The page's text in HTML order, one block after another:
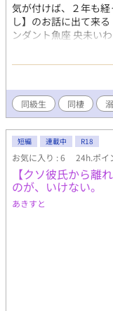
気が付けば、２年も
し】のお話に出て来
ンダント魚座 央未い
に受け流してしまう
て 心が暴風域。 自分
顔は好き。 央未（お
いで すっかり性格が
時々、強がる事を忘れ
しちゃう系。 元は、
２周年です!(^^)! あり
同級生 同棲
短編 連載中 R18
お気に入り : 6 24h.ポイ
【クソ彼氏から離
のが、いけない。
あきすと